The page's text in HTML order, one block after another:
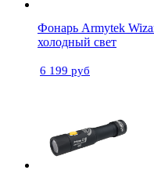
Фонарь Armytek
холодный свет
6 199 руб